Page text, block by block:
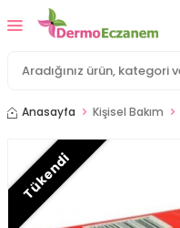
Anasayfa Kişisel Bakım
Tükendi